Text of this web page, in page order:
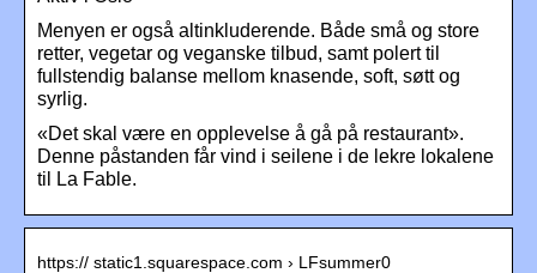
Menyen er også altinkluderende. Både små og store
retter, vegetar og veganske tilbud, samt polert til
fullstendig balanse mellom knasende, soft, søtt og
syrlig.
«Det skal være en opplevelse å gå på restaurant».
Denne påstanden får vind i seilene i de lekre lokalene
til La Fable.
https:// static1.squarespace.com › LFsummer0